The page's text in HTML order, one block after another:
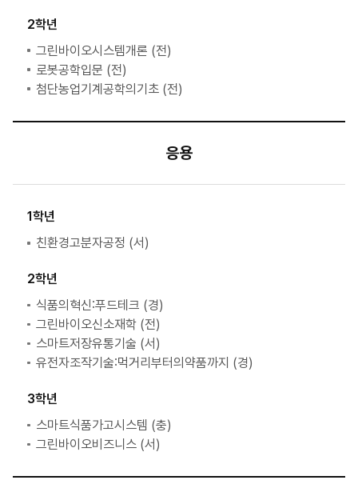
전체
공통
충남대학교
경희대학교
전남대학교
연암대학교
2학년
그린바이오시스템개론 (전)
로봇공학입문 (전)
첨단농업기계공학의기초 (전)
응용
1학년
친환경고분자공정 (서)
2학년
식품의혁신:푸드테크 (경)
그린바이오신소재학 (전)
스마트저장유통기술 (서)
유전자조작기술:먹거리부터의약품까지 (경)
3학년
스마트식품가고시스템 (충)
그린바이오비즈니스 (서)